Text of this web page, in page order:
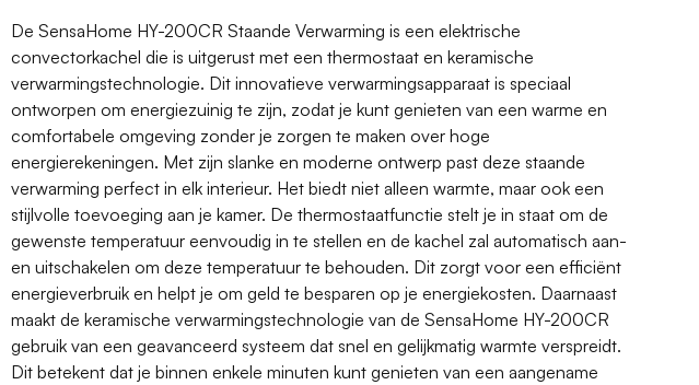
De SensaHome HY-200CR Staande Verwarming is een elektrische
convectorkachel die is uitgerust met een thermostaat en keramische
verwarmingstechnologie. Dit innovatieve verwarmingsapparaat is speciaal
ontworpen om energiezuinig te zijn, zodat je kunt genieten van een warme en
comfortabele omgeving zonder je zorgen te maken over hoge
energierekeningen. Met zijn slanke en moderne ontwerp past deze staande
verwarming perfect in elk interieur. Het biedt niet alleen warmte, maar ook een
stijlvolle toevoeging aan je kamer. De thermostaatfunctie stelt je in staat om de
gewenste temperatuur eenvoudig in te stellen en de kachel zal automatisch aan-
en uitschakelen om deze temperatuur te behouden. Dit zorgt voor een efficiënt
energieverbruik en helpt je om geld te besparen op je energiekosten. Daarnaast
maakt de keramische verwarmingstechnologie van de SensaHome HY-200CR
gebruik van een geavanceerd systeem dat snel en gelijkmatig warmte verspreidt.
Dit betekent dat je binnen enkele minuten kunt genieten van een aangename